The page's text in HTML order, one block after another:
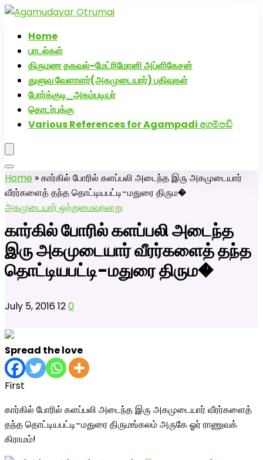
Home
பாடல்கள்
திருமண தகவல்-மேட்ரிமோனி அப்ளிகேசன்
துளுவ வேளாளர்(அகமுடையார்) பதிவுகள்
போர்க்குடி_அகம்படியர்
தொடர்புக்கு
Various References for Agampadi අගම්පඩි
Home »கார்கில் போரில் களப்பலி அடைந்த இரு அகமுடையார்
வீரர்களைத் தந்த தொட்டியபட்டி-மதுரை திரும�
அகமுடையார் ஒற்றுமைவரலாறு
கார்கில் போரில் களப்பலி அடைந்த
இரு அகமுடையார் வீரர்களைத் தந்த
தொட்டியபட்டி-மதுரை திரும�
July 5, 2016120
Spread the love
First
கார்கில் போரில் களப்பலி அடைந்த இரு அகமுடையார் வீரர்களைத்
தந்த தொட்டியபட்டி-மதுரை திருமங்கலம் அருகே ஓர் ராணுவக்
கிராமம்!
அகமுடையார் திருமண வரன்களுக்கு அகமுடையார்மேட்ரி-